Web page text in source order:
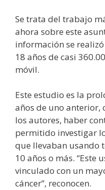
Se trata del trabajo
ahora sobre este
información se
18 años de casi
móvil.
Este estudio es la
años de uno anterior,
los autores, haber
permitido investigar
que llevaban usando
10 años o más. “Este
vinculado con un
cáncer”, reconocen.